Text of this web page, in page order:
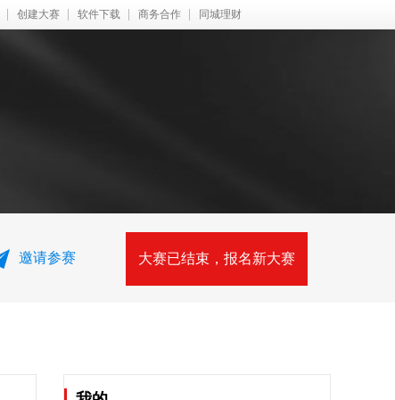
创建大赛 软件下载 商务合作 同城理财
邀请参赛 大赛已结束，报名新大赛